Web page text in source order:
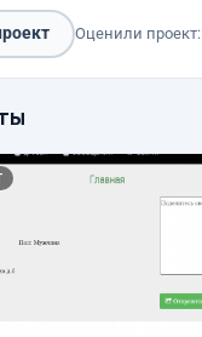
Оценили проект: